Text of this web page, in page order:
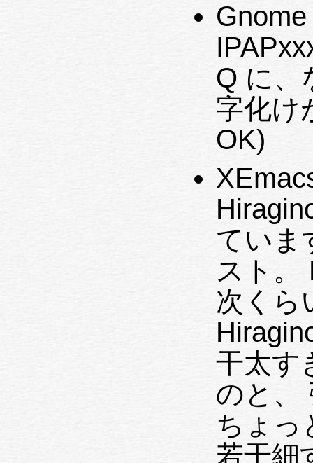
Q に、
字化け
OK)
ていま
スト。
次くら
干太す
のと、
ちょっ
若干細